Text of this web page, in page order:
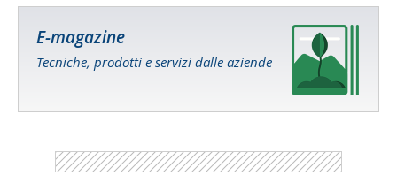
E-magazine
Tecniche, prodotti e servizi dalle aziende